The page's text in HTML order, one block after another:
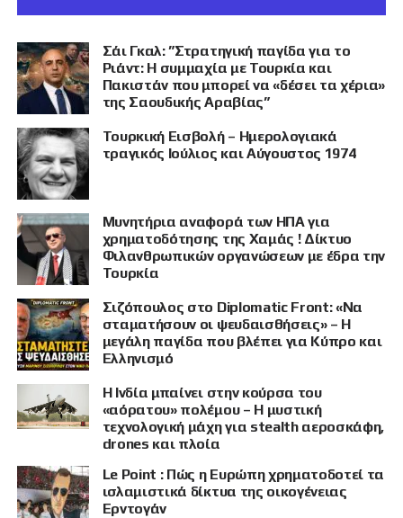
Σάι Γκαλ: ”Στρατηγική παγίδα για το
Ριάντ: Η συμμαχία με Τουρκία και
Πακιστάν που μπορεί να «δέσει τα χέρια»
της Σαουδικής Αραβίας”
Τουρκική Εισβολή – Ημερολογιακά
τραγικός Ιούλιος και Αύγουστος 1974
Μυνητήρια αναφορά των ΗΠΑ για
χρηματοδότησης της Χαμάς ! Δίκτυο
Φιλανθρωπικών οργανώσεων με έδρα την
Τουρκία
Σιζόπουλος στο Diplomatic Front: «Να
σταματήσουν οι ψευδαισθήσεις» – Η
μεγάλη παγίδα που βλέπει για Κύπρο και
Ελληνισμό
Η Ινδία μπαίνει στην κούρσα του
«αόρατου» πολέμου – Η μυστική
τεχνολογική μάχη για stealth αεροσκάφη,
drones και πλοία
Le Point : Πώς η Ευρώπη χρηματοδοτεί τα
ισλαμιστικά δίκτυα της οικογένειας
Ερντογάν